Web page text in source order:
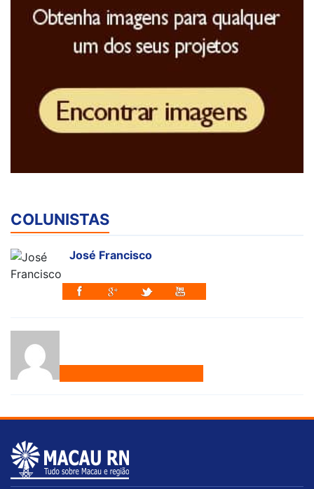
COLUNISTAS
José Francisco